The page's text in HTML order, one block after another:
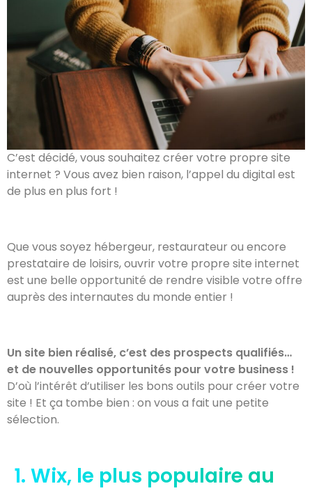
C’est décidé, vous souhaitez créer votre propre site
internet ? Vous avez bien raison, l’appel du digital est
de plus en plus fort !
Que vous soyez hébergeur, restaurateur ou encore
prestataire de loisirs, ouvrir votre propre site internet
est une belle opportunité de rendre visible votre offre
auprès des internautes du monde entier !
Un site bien réalisé, c’est des prospects qualifiés…
et de nouvelles opportunités pour votre business !
D’où l’intérêt d’utiliser les bons outils pour créer votre
site ! Et ça tombe bien : on vous a fait une petite
sélection.
1. Wix, le plus populaire au